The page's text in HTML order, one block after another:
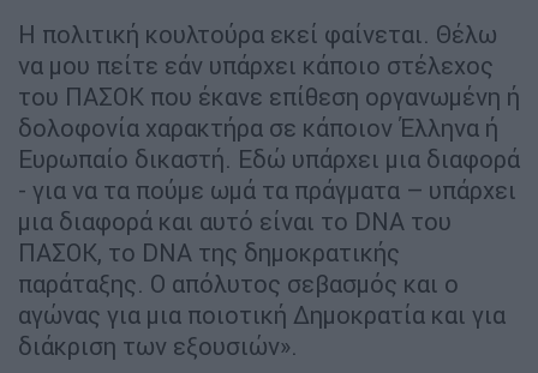
Η πολιτική κουλτούρα εκεί φαίνεται. Θέλω
να μου πείτε εάν υπάρχει κάποιο στέλεχος
του ΠΑΣΟΚ που έκανε επίθεση οργανωμένη ή
δολοφονία χαρακτήρα σε κάποιον Έλληνα ή
Ευρωπαίο δικαστή. Εδώ υπάρχει μια διαφορά
- για να τα πούμε ωμά τα πράγματα – υπάρχει
μια διαφορά και αυτό είναι το DNA του
ΠΑΣΟΚ, το DNA της δημοκρατικής
παράταξης. Ο απόλυτος σεβασμός και ο
αγώνας για μια ποιοτική Δημοκρατία και για
διάκριση των εξουσιών».